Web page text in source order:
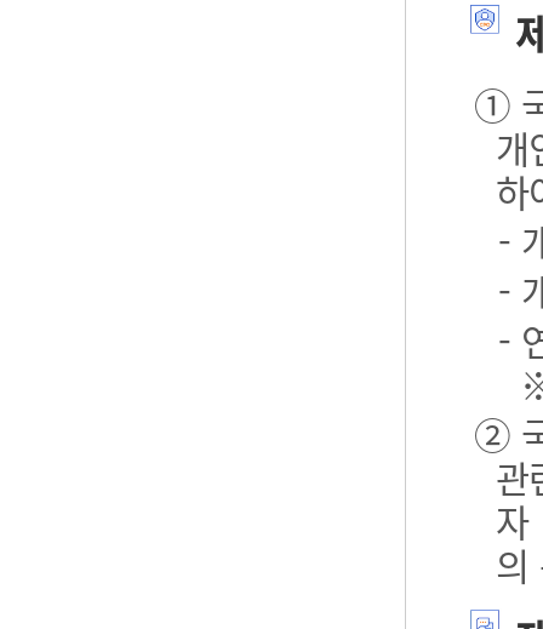
①
개
하
-
-
-
②
관
자
의